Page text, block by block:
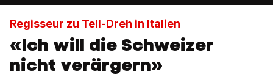
Regisseur zu Tell-Dreh in Italien
«Ich will die Schweizer
nicht verärgern»